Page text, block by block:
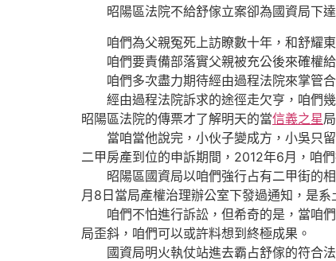
昭陽區法院不給舒傢立案卻為國資局下
咱們為父親冤死上訪瞭數十年，和舒耀東
咱們要責備部落實父親被充公後來確權給
咱們多次盡力期待經由過程法院來掌管合
經由過程法院訴求的途徑走欠亨，咱們幾
昭陽區法院的傳票才了解明天的當信義之星
當咱當他說完，小伙子變成方，小吳只留
二甲房產到位的申訴期間，2012年6月，咱
昭陽區國資局以咱們強行占有二甲街的相
月8日當局產權治理辦公室下發過通知，是系
咱們不怕進行訴訟，但希奇的是，當咱們
局歪斜，咱們可以或許料想到終極成果。
國資局明火執仗站進去霸占舒傢的符合法